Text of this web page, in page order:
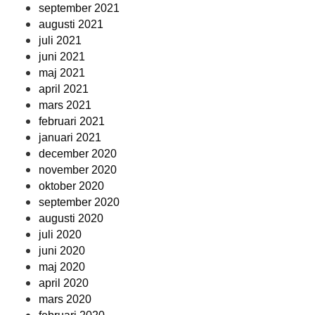
september 2021
augusti 2021
juli 2021
juni 2021
maj 2021
april 2021
mars 2021
februari 2021
januari 2021
december 2020
november 2020
oktober 2020
september 2020
augusti 2020
juli 2020
juni 2020
maj 2020
april 2020
mars 2020